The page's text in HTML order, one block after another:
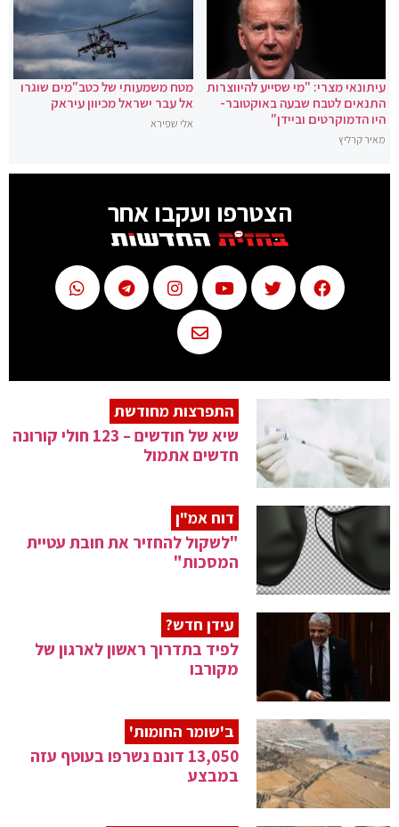
עיתונאי מצרי: "מי שסייע להיווצרות
התנאים לטבח שבעה באוקטובר-
היו הדמוקרטים וביידן"
מאיר קרליץ
מטח משמעותי של כטב"מים שוגרו
אל עבר ישראל מכיוון עיראק
אלי שפירא
הצטרפו ועקבו אחר
התפרצות מחודשת
שיא של חודשים – 123 חולי קורונה
חדשים אתמול
דוח אמ"ן
"לשקול להחזיר את חובת עטיית
המסכות"
עידן חדש?
לפיד בתדרוך ראשון לארגון של
מקורבו
ב'שומר החומות'
13,050 דונם נשרפו בעוטף עזה
במבצע